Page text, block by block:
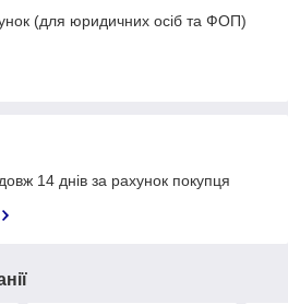
(для юридичних осіб та ФОП)
14 днів за рахунок покупця